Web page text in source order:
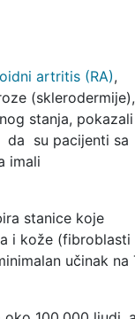
artritis (RA),
(sklerodermije),
stanja, pokazali
da su pacijenti sa
imali
stanice koje
i kože (fibroblasti
učinak